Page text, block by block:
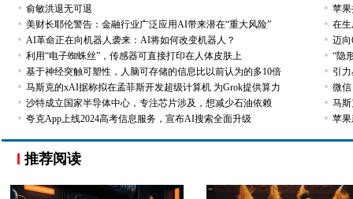
俞敏洪退无可退
苹果
美财长耶伦警告：金融行业广泛应用AI带来潜在“重大风险”
在
AI革命正在向机器人袭来：AI将如何改变机器人？
迈
利用“电子蜘蛛丝”，传感器可直接打印在人体皮肤上
“隐
基于神经突触可塑性，人脑可存储的信息比以前认为的多10倍
引
马斯克的xAI据称拟在孟菲斯开发超级计算机 为Grok提供算力
微
沙特成立国家半导体中心，专注芯片涉及，想减少石油依赖
马
夸克App上线2024高考信息服务，宣布AI搜索全面升级
苹果
推荐阅读